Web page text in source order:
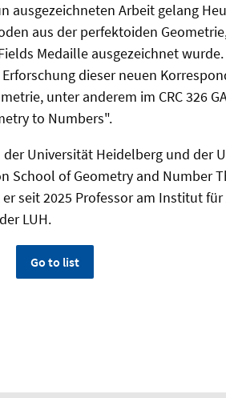
Arbeit gelang
aus der perfektoiden
Medaille ausgezeichnet
dieser neuen
unter anderem im CRC 326
to Numbers".
Universität Heidelberg und der
School of Geometry and Number
seit 2025 Professor am Institut für
LUH.
Go to list